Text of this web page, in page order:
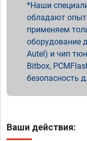
Наши
обладают
применяем
оборудование
Autel) и чип
Bitbox,
безопасность
Ваши действия: